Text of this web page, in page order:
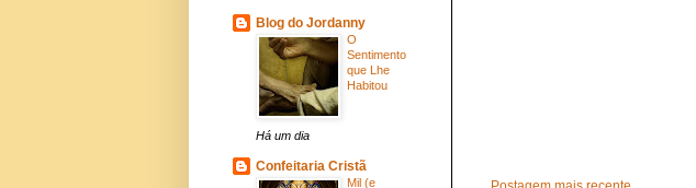
Blog do Jordanny
O
Sentimento
que Lhe
Habitou
Há um dia
Confeitaria Cristã
Mil (e